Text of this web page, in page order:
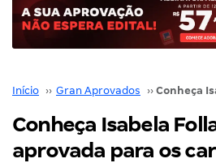
Início ›› Gran Aprovados ››
Conheça Isabela
aprovada para os